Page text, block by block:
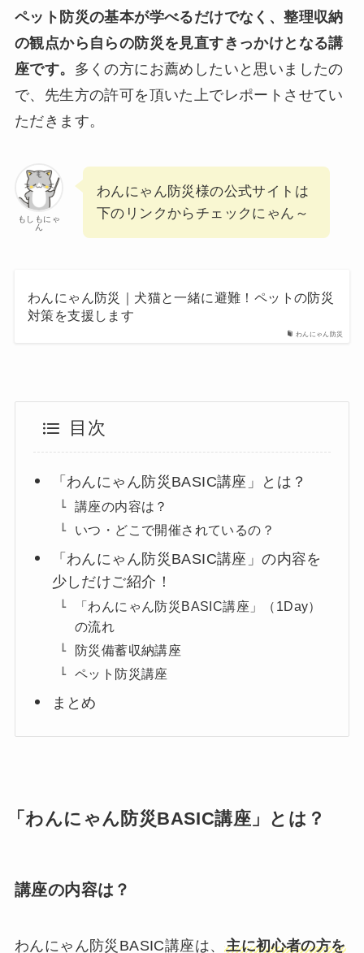
ペット防災の基本が学べるだけでなく、整理収納
の観点から自らの防災を見直すきっかけとなる講
座です。 多くの方にお薦めしたいと思いましたの
で、先生方の許可を頂いた上でレポートさせてい
ただきます。
もしもにゃ
ん
わんにゃん防災様の公式サイトは
下のリンクからチェックにゃん～
わんにゃん防災
わんにゃん防災｜犬猫と一緒に避難！ペットの防災
対策を支援します
目次
「わんにゃん防災BASIC講座」とは？
講座の内容は？
いつ・どこで開催されているの？
「わんにゃん防災BASIC講座」の内容を
少しだけご紹介！
「わんにゃん防災BASIC講座」（1Day）
の流れ
防災備蓄収納講座
ペット防災講座
まとめ
「わんにゃん防災BASIC講座」とは？
講座の内容は？
わんにゃん防災BASIC講座は、主に初心者の方を